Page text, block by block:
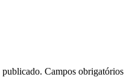
publicado. Campos obrigatórios